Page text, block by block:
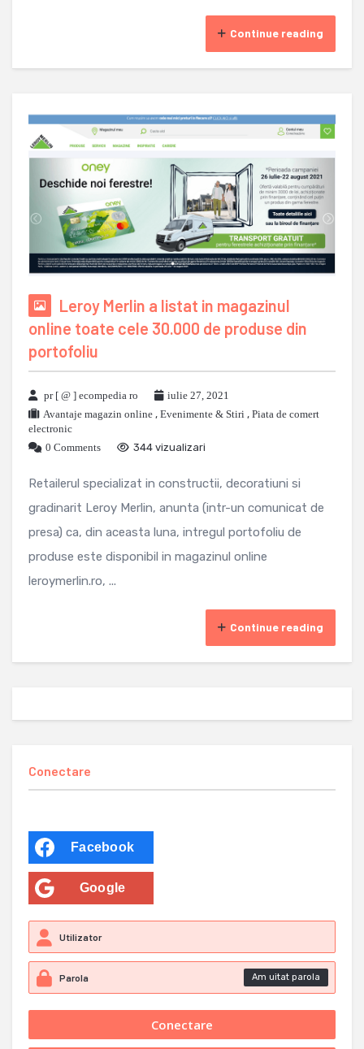
Continue reading
Leroy Merlin a listat in magazinul
online toate cele 30.000 de produse din
portofoliu
pr [ @ ] ecompedia ro
iulie 27, 2021
Avantaje magazin online , Evenimente & Stiri , Piata de comert
electronic
0 Comments
344 vizualizari
Retailerul specializat in constructii, decoratiuni si
gradinarit Leroy Merlin, anunta (intr-un comunicat de
presa) ca, din aceasta luna, intregul portofoliu de
produse este disponibil in magazinul online
leroymerlin.ro, ...
Continue reading
Conectare
Facebook
Google
Am uitat parola